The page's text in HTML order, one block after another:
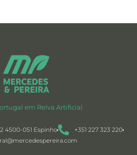
em Relva Artificial
4500-051 Espinho
+351 227 323 220